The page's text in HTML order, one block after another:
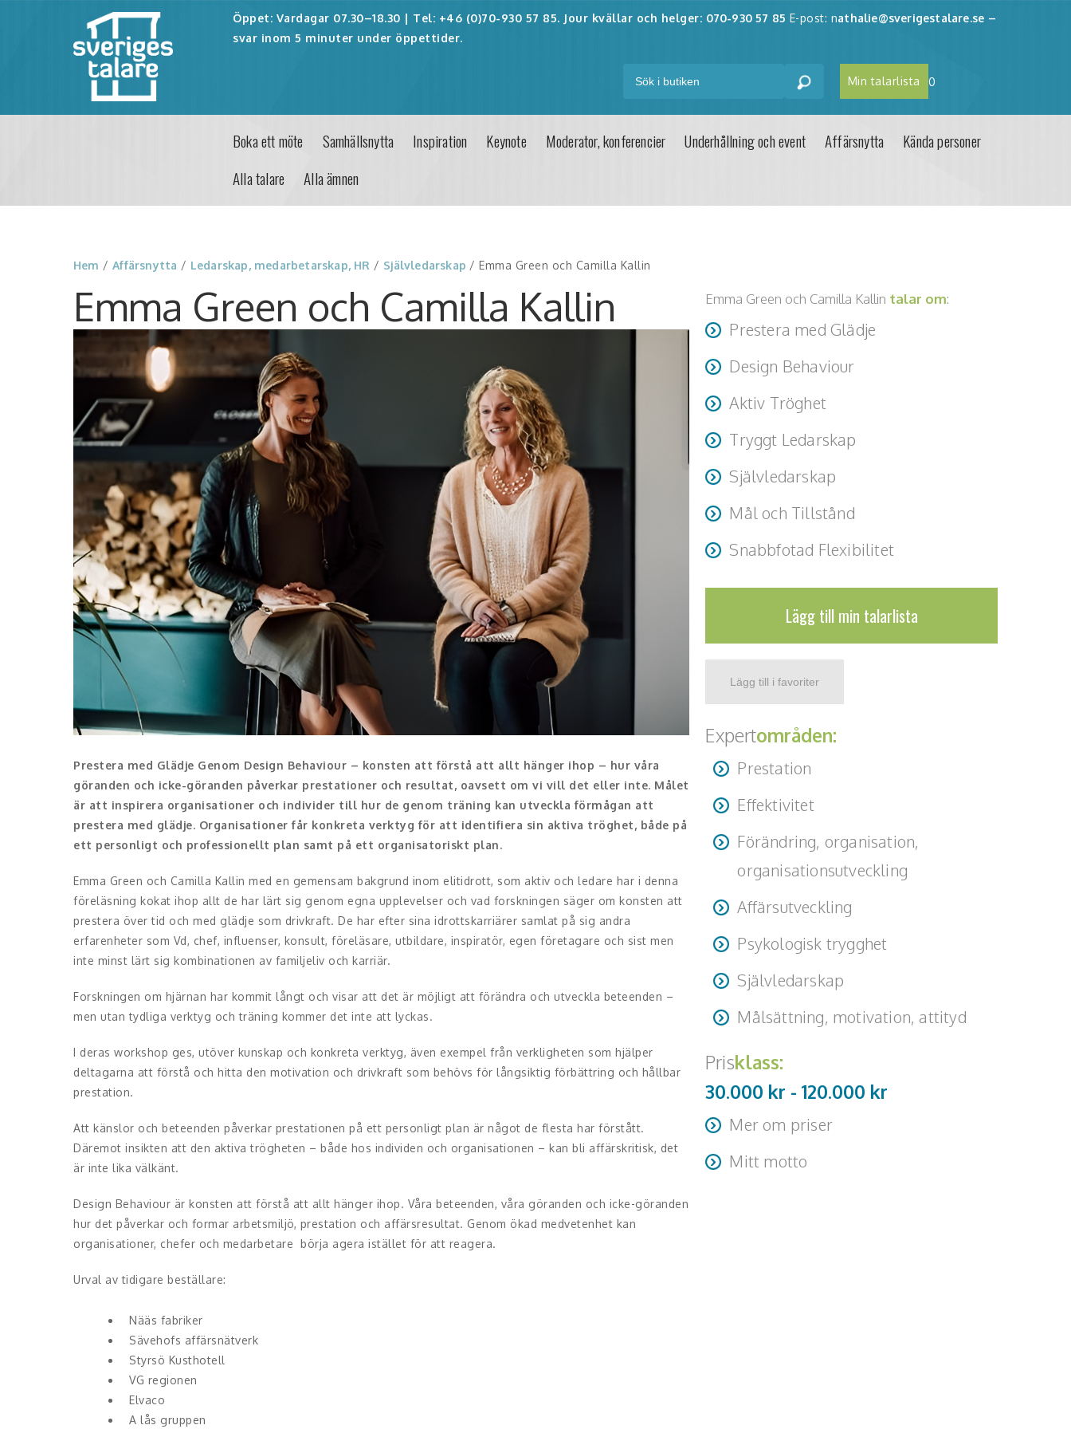
Öppet: Vardagar 07.30–18.30 | Tel: +46 (0)70-930 57 85. Jour kvällar och helger: 070-930 57 85 E-post: nathalie@sverigestalare.se –
svar inom 5 minuter under öppettider.
Min talarlista 0
Boka ett möte Samhällsnytta Inspiration Keynote Moderator, konferencier Underhållning och event Affärsnytta
Kända personer
Alla talare
Alla ämnen
Hem /Affärsnytta / Ledarskap, medarbetarskap, HR / Självledarskap / Emma Green och Camilla Kallin
Emma Green och Camilla Kallin
Prestera med Glädje Genom Design Behaviour – konsten att förstå att allt hänger ihop – hur våra
göranden och icke-göranden påverkar prestationer och resultat, oavsett om vi vill det eller inte. Målet
är att inspirera organisationer och individer till hur de genom träning kan utveckla förmågan att
prestera med glädje. Organisationer får konkreta verktyg för att identifiera sin aktiva tröghet, både på
ett personligt och professionellt plan samt på ett organisatoriskt plan.
Emma Green och Camilla Kallin med en gemensam bakgrund inom elitidrott, som aktiv och ledare har i denna
föreläsning kokat ihop allt de har lärt sig genom egna upplevelser och vad forskningen säger om konsten att
prestera över tid och med glädje som drivkraft. De har efter sina idrottskarriärer samlat på sig andra
erfarenheter som Vd, chef, influenser, konsult, föreläsare, utbildare, inspiratör, egen företagare och sist men
inte minst lärt sig kombinationen av familjeliv och karriär.
Forskningen om hjärnan har kommit långt och visar att det är möjligt att förändra och utveckla beteenden –
men utan tydliga verktyg och träning kommer det inte att lyckas.
I deras workshop ges, utöver kunskap och konkreta verktyg, även exempel från verkligheten som hjälper
deltagarna att förstå och hitta den motivation och drivkraft som behövs för långsiktig förbättring och hållbar
prestation.
Att känslor och beteenden påverkar prestationen på ett personligt plan är något de flesta har förstått.
Däremot insikten att den aktiva trögheten – både hos individen och organisationen – kan bli affärskritisk, det
är inte lika välkänt.
Design Behaviour är konsten att förstå att allt hänger ihop. Våra beteenden, våra göranden och icke-göranden
hur det påverkar och formar arbetsmiljö, prestation och affärsresultat. Genom ökad medvetenhet kan
organisationer, chefer och medarbetare börja agera istället för att reagera.
Urval av tidigare beställare:
Nääs fabriker
Sävehofs affärsnätverk
Styrsö Kusthotell
VG regionen
Elvaco
A lås gruppen
Emma Green och Camilla Kallin talar om:
Prestera med Glädje
Design Behaviour
Aktiv Tröghet
Tryggt Ledarskap
Självledarskap
Mål och Tillstånd
Snabbfotad Flexibilitet
Lägg till min talarlista
Expertområden:
Prestation
Effektivitet
Förändring, organisation,
organisationsutveckling
Affärsutveckling
Psykologisk trygghet
Självledarskap
Målsättning, motivation, attityd
Prisklass:
30.000 kr -120.000 kr
Mer om priser
Resa + logi tillkommer
Mitt motto